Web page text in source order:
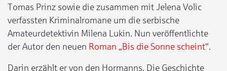
Tomas Prinz sowie die zusammen mit Jelena Volic
verfassten Kriminalromane um die serbische
Amateurdetektivin Milena Lukin. Nun veröffentlichte
der Autor den neuen Roman „Bis die Sonne scheint“.
Darin erzählt er von den Hormanns. Die Geschichte